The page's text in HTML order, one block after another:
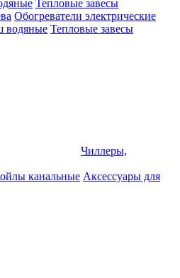
Тепловые завесы
Обогреватели электрические
водяные Тепловые завесы
Чиллеры,
канальные Аксессуары для